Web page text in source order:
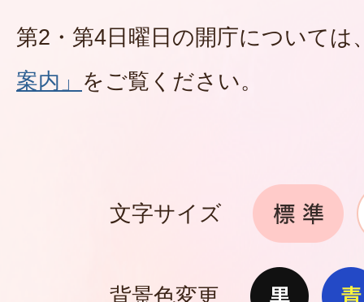
第2・第4日曜日の開庁については
案内」 をご覧ください。
文字サイズ
背景色変更